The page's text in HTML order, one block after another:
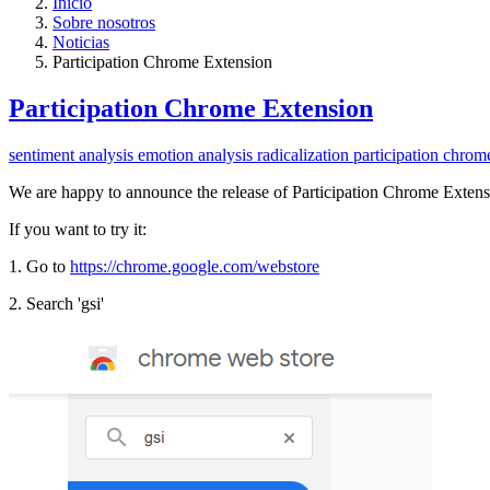
Sobre nosotros
Noticias
Participation Chrome Extension
Participation Chrome Extension
sentiment analysis emotion analysis radicalization participation
We are happy to announce the release of Participation Chrome
If you want to try it:
1. Go to https://chrome.google.com/webstore
2. Search 'gsi'